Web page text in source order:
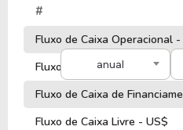
anual
#
Fluxo de Caixa Operacional -
Fluxo de Caixa de
Fluxo de Caixa de
Fluxo de Caixa Livre - US$